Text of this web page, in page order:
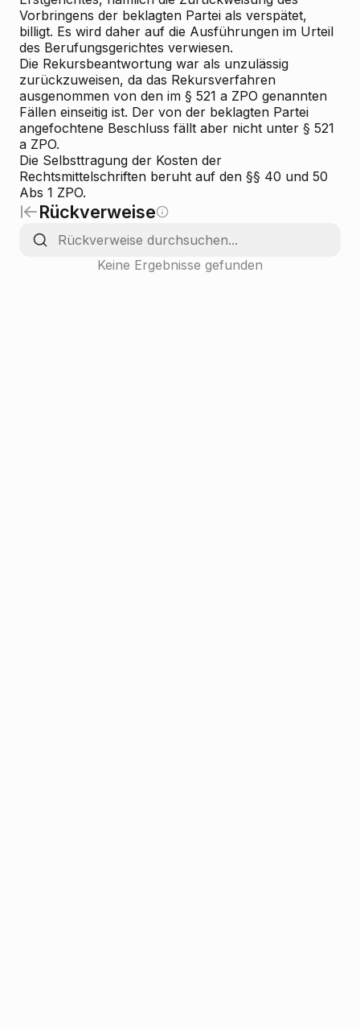
Vorbringens der beklagten Partei als verspätet,
billigt. Es wird daher auf die Ausführungen im Urteil
des Berufungsgerichtes verwiesen.
Die Rekursbeantwortung war als unzulässig
zurückzuweisen, da das Rekursverfahren
ausgenommen von den im § 521 a ZPO genannten
Fällen einseitig ist. Der von der beklagten Partei
angefochtene Beschluss fällt aber nicht unter § 521
a ZPO.
Die Selbsttragung der Kosten der
Rechtsmittelschriften beruht auf den §§ 40 und 50
Abs 1 ZPO.
Rückverweise
Keine Ergebnisse gefunden